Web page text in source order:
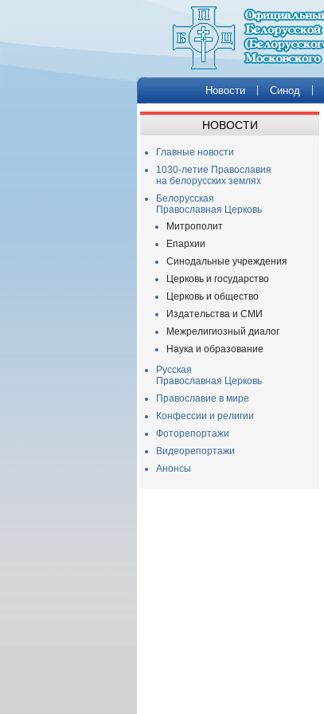
Новости Синод
НОВОСТИ
Главные новости
1030-летие Православия
на белорусских землях
Белорусская
Православная Церковь
Митрополит
Епархии
Синодальные учреждения
Церковь и государство
Церковь и общество
Издательства и СМИ
Межрелигиозный диалог
Наука и образование
Русская
Православная Церковь
Православие в мире
Конфессии и религии
Фоторепортажи
Видеорепортажи
Анонсы